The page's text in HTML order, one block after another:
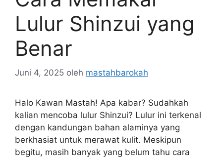
Lulur Shinzui yang
Benar
Juni 4, 2025 oleh mastahbarokah
Halo Kawan Mastah! Apa kabar? Sudahkah
kalian mencoba lulur Shinzui? Lulur ini terkenal
dengan kandungan bahan alaminya yang
berkhasiat untuk merawat kulit. Meskipun
begitu, masih banyak yang belum tahu cara